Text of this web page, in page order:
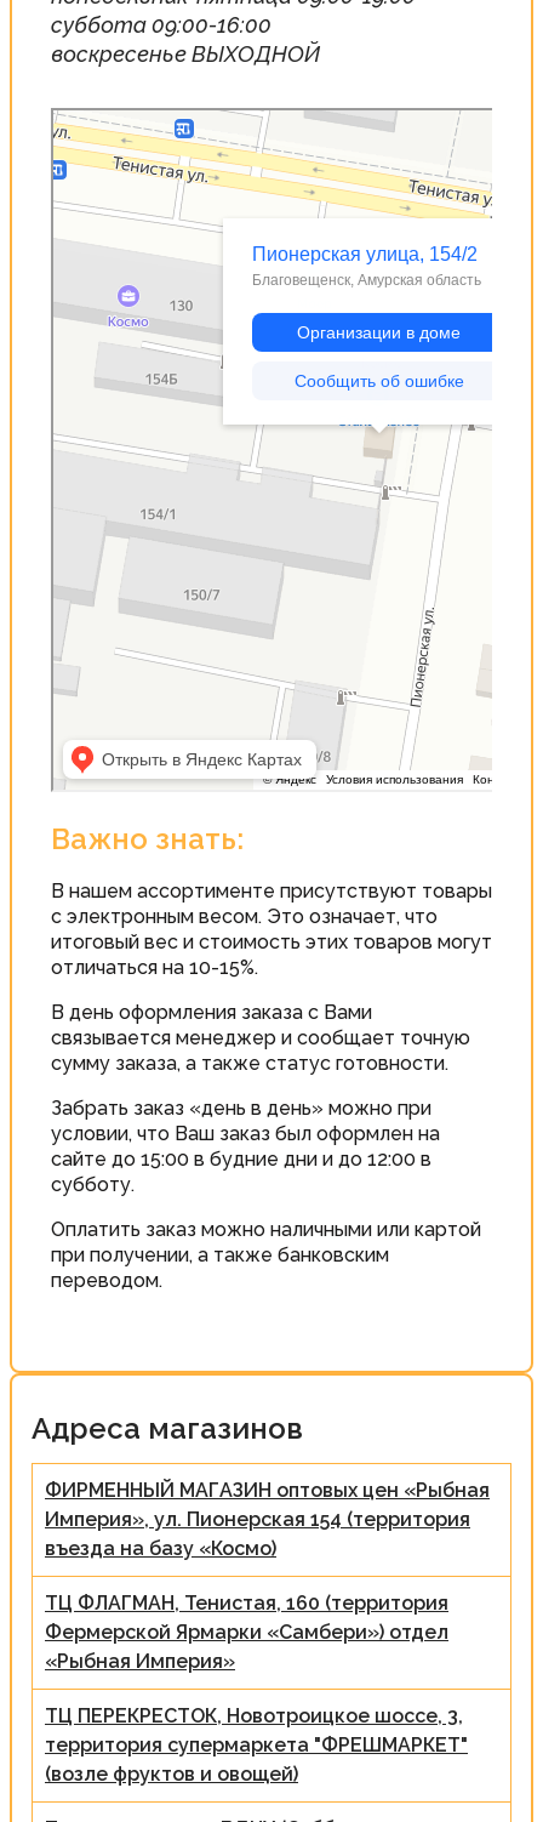
суббота 09:00-16:00
воскресенье ВЫХОДНОЙ
Благовещенск
Пионерская улица, 154/2 — Яндекс Карты
Важно знать:
В нашем ассортименте присутствуют товары
с электронным весом. Это означает, что
итоговый вес и стоимость этих товаров могут
отличаться на 10-15%.
В день оформления заказа с Вами
связывается менеджер и сообщает точную
сумму заказа, а также статус готовности.
Забрать заказ «день в день» можно при
условии, что Ваш заказ был оформлен на
сайте до 15:00 в будние дни и до 12:00 в
субботу.
Оплатить заказ можно наличными или картой
при получении, а также банковским
переводом.
Адреса магазинов
ФИРМЕННЫЙ МАГАЗИН оптовых цен «Рыбная
Империя», ул. Пионерская 154 (территория
въезда на базу «Космо)
ТЦ ФЛАГМАН, Тенистая, 160 (территория
Фермерской Ярмарки «Самбери») отдел
«Рыбная Империя»
ТЦ ПЕРЕКРЕСТОК, Новотроицкое шоссе, 3,
территория супермаркета "ФРЕШМАРКЕТ"
(возле фруктов и овощей)